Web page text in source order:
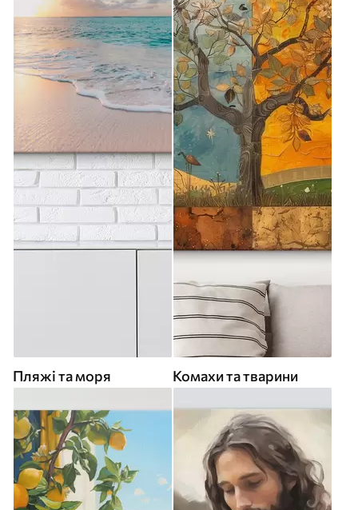
Пляжі та моря Комахи та тварини